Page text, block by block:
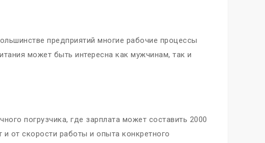
предприятий многие рабочие процессы
может быть интересна как мужчинам, так и
погрузчика, где зарплата может составить 2000
от скорости работы и опыта конкретного